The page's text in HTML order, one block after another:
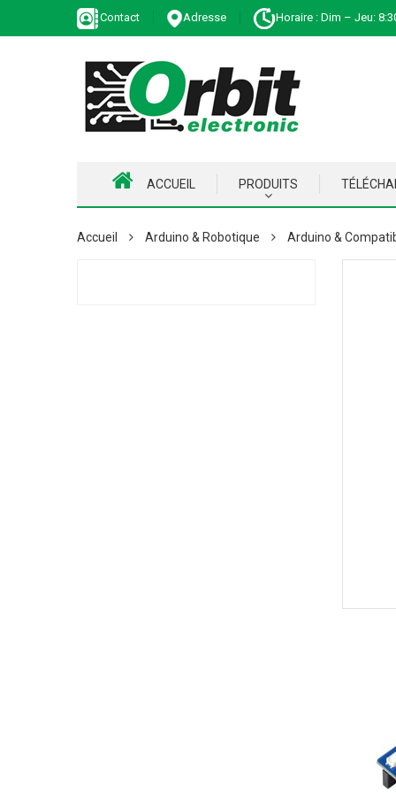
Contact Adresse Horaire : Dim – Jeu:
ACCUEIL PRODUITS
Accueil Arduino & Robotique Arduino &